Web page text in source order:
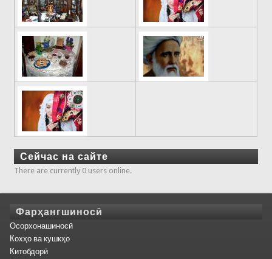
Сейчас на сайте
There are currently 0 users online.
Фарҳангшиносӣ
Осорхонашиносӣ
Кохҳо ва кушкҳо
Китобдорӣ